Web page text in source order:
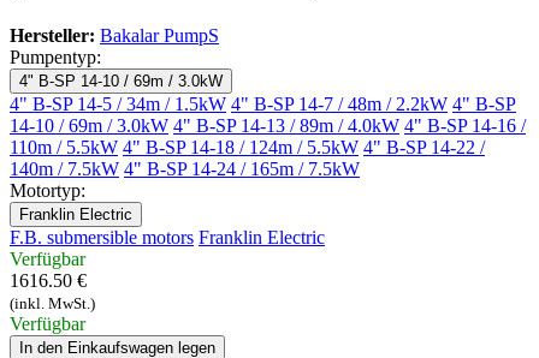
Hersteller: Bakalar PumpS
Pumpentyp:
4" B-SP 14-10 / 69m / 3.0kW
4" B-SP 14-5 / 34m / 1.5kW 4" B-SP 14-7 / 48m / 2.2kW 4" B-SP
14-10 / 69m / 3.0kW 4" B-SP 14-13 / 89m / 4.0kW 4" B-SP 14-16 /
110m / 5.5kW 4" B-SP 14-18 / 124m / 5.5kW 4" B-SP 14-22 /
140m / 7.5kW 4" B-SP 14-24 / 165m / 7.5kW
Motortyp:
Franklin Electric
F.B. submersible motors Franklin Electric
Verfügbar
1616.50 €
(inkl. MwSt.)
Verfügbar
In den Einkaufswagen legen